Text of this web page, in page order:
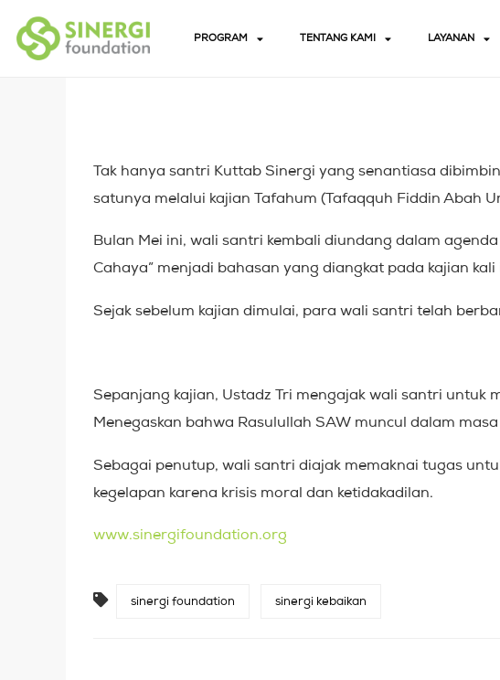
PROGRAM TENTANG KAMI LAYANAN
Tak hanya santri Kuttab Sinergi yang senantiasa
satunya melalui kajian Tafahum (Tafaqquh Fiddin Abah
Bulan Mei ini, wali santri kembali diundang dalam
Cahaya” menjadi bahasan yang diangkat pada kajian kali
Sejak sebelum kajian dimulai, para wali santri telah
Sepanjang kajian, Ustadz Tri mengajak wali santri untuk
Menegaskan bahwa Rasulullah SAW muncul dalam
Sebagai penutup, wali santri diajak memaknai tugas
kegelapan karena krisis moral dan ketidakadilan.
www.sinergifoundation.org
sinergi foundation sinergi kebaikan